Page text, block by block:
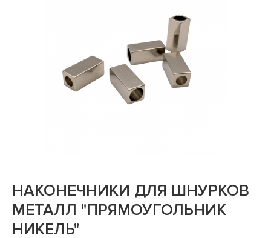
НАКОНЕЧНИКИ ДЛЯ ШНУРКОВ
МЕТАЛЛ "ПРЯМОУГОЛЬНИК
НИКЕЛЬ"